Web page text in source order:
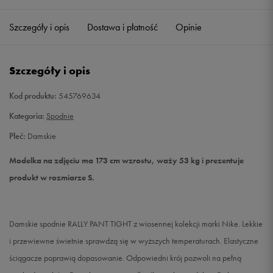
S Powiadom o dostępności
Szczegóły i opis Dostawa i płatność Opinie
Szczegóły i opis
Kod produktu: 545769634
Kategoria: Spodnie
Płeć: Damskie
Modelka na zdjęciu ma 173 cm wzrostu, waży 53 kg i prezentuje
produkt w rozmiarze S.
Damskie spodnie RALLY PANT TIGHT z wiosennej kolekcji marki Nike. Lekkie
i przewiewne świetnie sprawdzą się w wyższych temperaturach. Elastyczne
ściągacze poprawią dopasowanie. Odpowiedni krój pozwoli na pełną